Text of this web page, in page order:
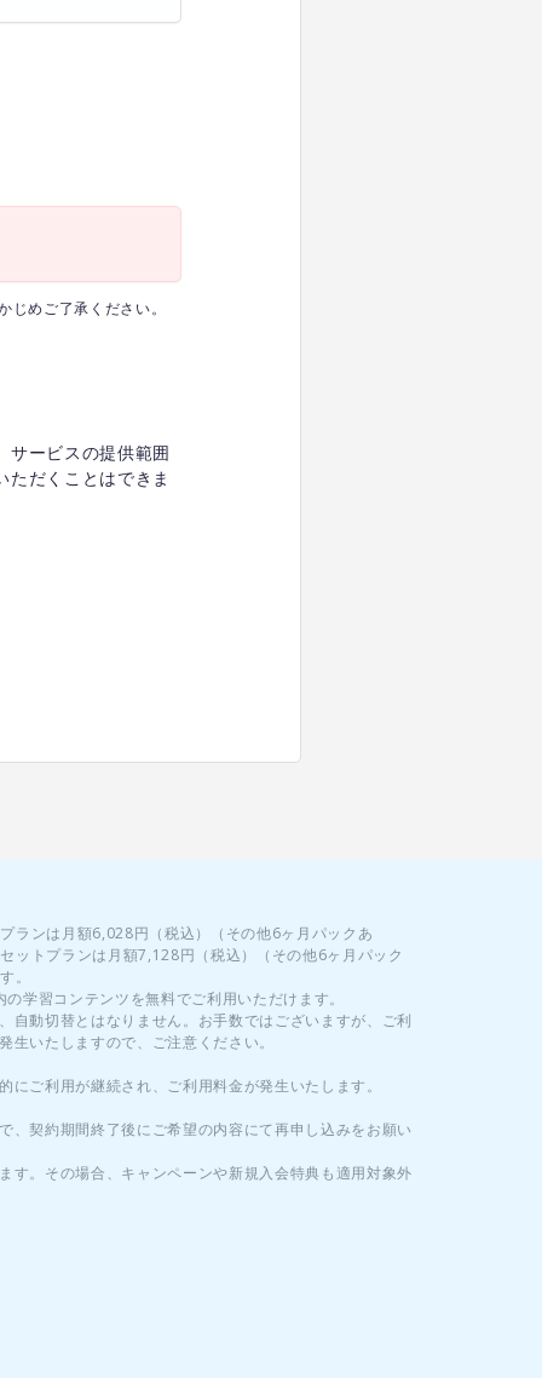
めご了承ください。
サービスの提供範囲
ただくことはできま
ランは月額6,028円（税込）（その他6ヶ月パックあ
ットプランは月額7,128円（税込）（その他6ヶ月パック
。
学習コンテンツを無料でご利用いただけます。
動切替とはなりません。お手数ではございますが、ご利
いたしますので、ご注意ください。
ご利用が継続され、ご利用料金が発生いたします。
、契約期間終了後にご希望の内容にて再申し込みをお願い
す。その場合、キャンペーンや新規入会特典も適用対象外